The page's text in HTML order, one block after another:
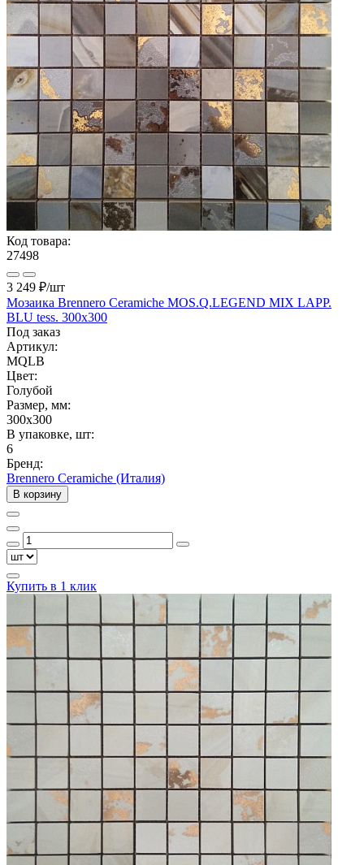
Код товара:
27498
3 249 ₽/шт
Мозаика Brennero Ceramiche MOS.Q.LEGEND MIX LAPP.
BLU tess. 300x300
Под заказ
Артикул:
MQLB
Цвет:
Голубой
Размер, мм:
300x300
В упаковке, шт:
6
Бренд:
Brennero Ceramiche (Италия)
В корзину
Купить в 1 клик